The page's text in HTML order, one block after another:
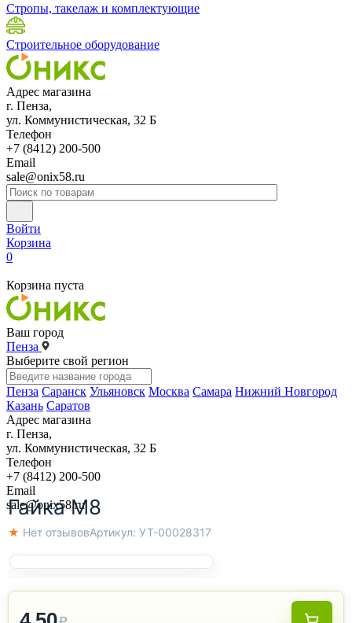
Стропы, такелаж и комплектующие
Строительное оборудование
Адрес магазина
г. Пенза,
ул. Коммунистическая, 32 Б
Телефон
+7 (8412) 200-500
Email
sale@onix58.ru
Войти
Корзина
0
Корзина пуста
Ваш город
Пенза
Выберите свой регион
Пенза Саранск Ульяновск Москва Самара Нижний Новгород
Казань Саратов
Адрес магазина
г. Пенза,
ул. Коммунистическая, 32 Б
Телефон
+7 (8412) 200-500
Email
sale@onix58.ru
Гайка М8
★ Нет отзывовАртикул: УТ-00028317